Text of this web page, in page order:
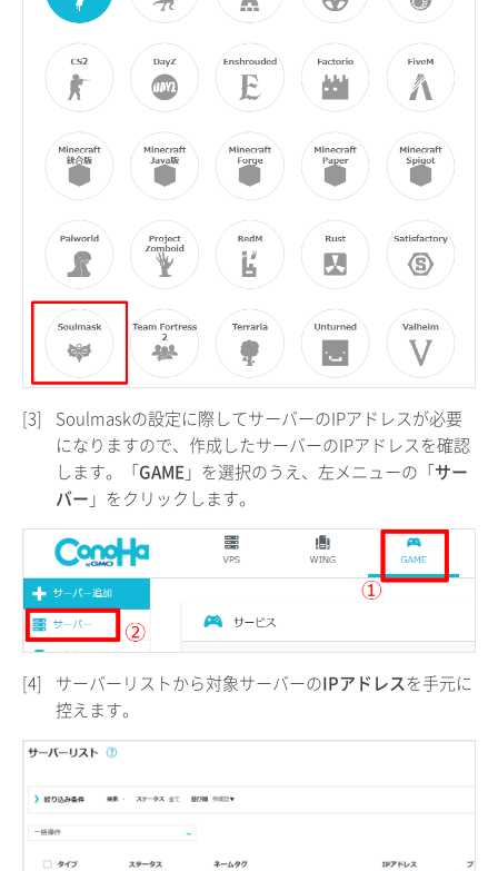
[3]
Soulmaskの設定に際してサーバーのIPアドレスが必要
になりますので、作成したサーバーのIPアドレスを確認
します。「GAME」を選択のうえ、左メニューの「サー
バー 」をクリックします。
[4] サーバーリストから対象サーバーのIPアドレスを手元に
控えます。